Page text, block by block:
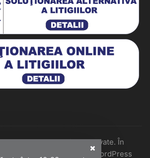
- Toate drepturile rezervate. În
Pixel & Mentenanță WordPress